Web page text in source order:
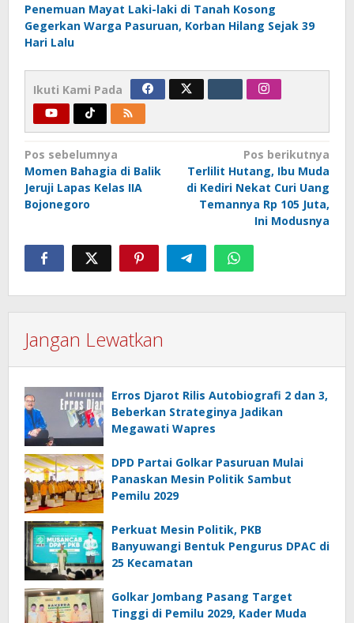
Penemuan Mayat Laki-laki di Tanah Kosong
Gegerkan Warga Pasuruan, Korban Hilang Sejak 39
Hari Lalu
Ikuti Kami Pada
Navigasi
pos
Pos sebelumnya
Momen Bahagia di Balik
Jeruji Lapas Kelas IIA
Bojonegoro
Pos berikutnya
Terlilit Hutang, Ibu Muda
di Kediri Nekat Curi Uang
Temannya Rp 105 Juta,
Ini Modusnya
Jangan Lewatkan
Erros Djarot Rilis Autobiografi 2 dan 3,
Beberkan Strateginya Jadikan
Megawati Wapres
DPD Partai Golkar Pasuruan Mulai
Panaskan Mesin Politik Sambut
Pemilu 2029
Perkuat Mesin Politik, PKB
Banyuwangi Bentuk Pengurus DPAC di
25 Kecamatan
Golkar Jombang Pasang Target
Tinggi di Pemilu 2029, Kader Muda